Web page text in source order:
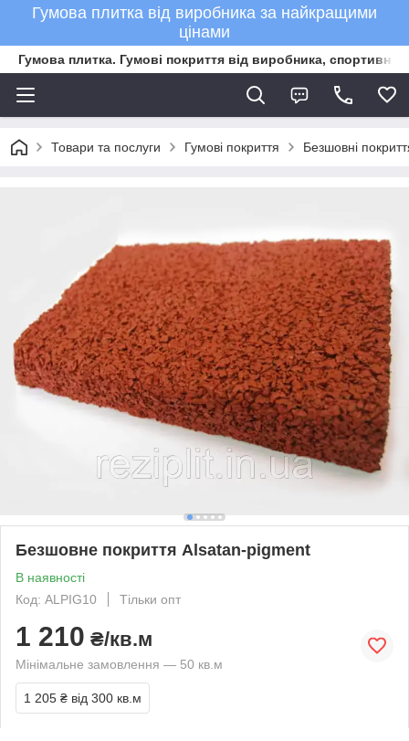
Гумова плитка від виробника за найкращими
цінами
Гумова плитка. Гумові покриття від виробника, спортивне
Товари та послуги Гумові покриття Безшовні
Безшовне покриття Alsatan-pigment
В наявності
Код: ALPIG10
Тільки опт
1 210 ₴/кв.м
Мінімальне замовлення — 50 кв.м
1 205 ₴ від 300 кв.м